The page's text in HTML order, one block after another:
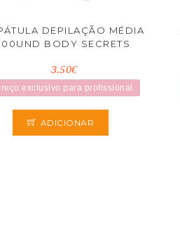
DEPILAÇÃO MÉDIA
BODY SECRETS
3.50€
exclusivo para profissional
ADICIONAR